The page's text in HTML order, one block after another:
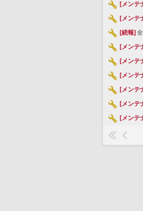
[メンテ
[メンテ
[続報]
[メンテ
[メンテ
[メンテ
[メンテ
[メンテ
[メンテ